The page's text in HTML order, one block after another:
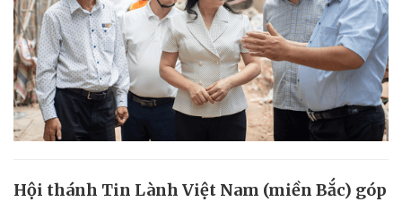
Hội thánh Tin Lành Việt Nam (miền Bắc) góp